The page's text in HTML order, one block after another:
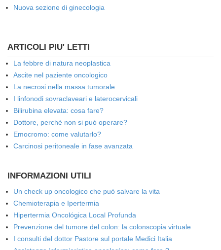
Nuova sezione di ginecologia
ARTICOLI PIU' LETTI
La febbre di natura neoplastica
Ascite nel paziente oncologico
La necrosi nella massa tumorale
I linfonodi sovraclaveari e laterocervicali
Bilirubina elevata: cosa fare?
Dottore, perché non si può operare?
Emocromo: come valutarlo?
Carcinosi peritoneale in fase avanzata
INFORMAZIONI UTILI
Un check up oncologico che può salvare la vita
Chemioterapia e Ipertermia
Hipertermia Oncológica Local Profunda
Prevenzione del tumore del colon: la colonscopia virtuale
I consulti del dottor Pastore sul portale Medici Italia